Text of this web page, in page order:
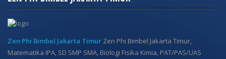
Zen Phi Bimbel Jakarta Timur Zen Phi Bimbel Jakarta Timur,
Matematika IPA, SD SMP SMA, Biologi Fisika Kimia, PAT/PAS/UAS